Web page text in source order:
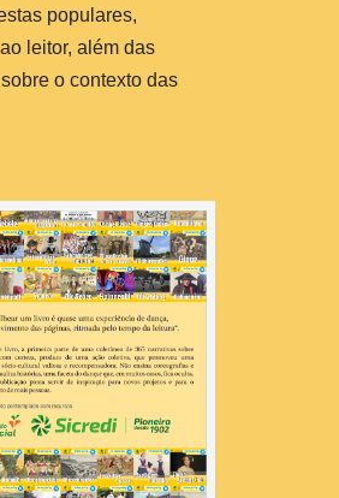
populares,
leitor, além das
o contexto das